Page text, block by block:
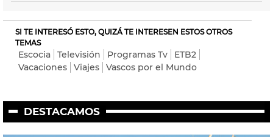
SI TE INTERESÓ ESTO, QUIZÁ TE INTERESEN ESTOS OTROS
TEMAS
Escocia Televisión Programas Tv
ETB2
Vacaciones
Viajes Vascos por el Mundo
DESTACAMOS